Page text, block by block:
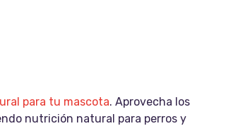
para tu mascota. Aprovecha los
nutrición natural para perros y